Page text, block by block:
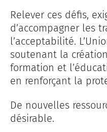
Relever ces défis,
d’accompagner les
l’acceptabilité.
soutenant la
formation et
en renforçant la
De nouvelles
désirable.